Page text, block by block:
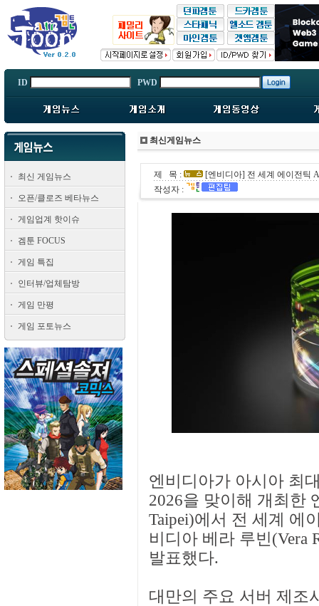
ID PWD
최신 게임뉴스
오픈/클로즈 베타뉴스
게임업계 핫이슈
겜툰 FOCUS
게임 특집
인터뷰/업체탐방
게임 만평
게임 포토뉴스
최신게임뉴스
제 목 :
[엔비디아] 전 세계 에이전틱
작성자 :
엔비디아가 아시아 최
2026을 맞이해 개최한
Taipei)에서 전 세계 에
비디아 베라 루빈(Vera
발표했다.
대만의 주요 서버 제조